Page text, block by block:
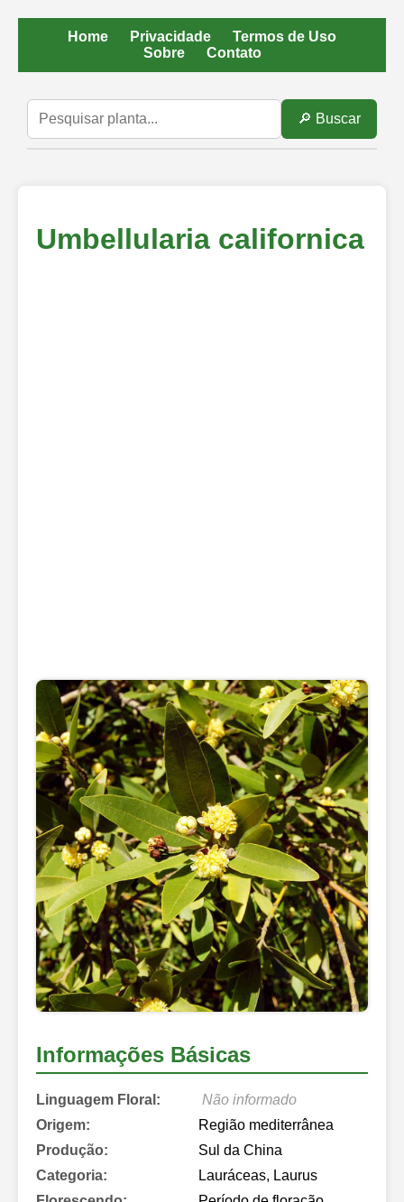
Home Privacidade
Termos de Uso
Sobre
Contato
🔎 Buscar
Umbellularia californica
Informações Básicas
Linguagem Floral:
Não informado
Origem:
Região mediterrânea
Produção:
Sul da China
Categoria:
Lauráceas, Laurus